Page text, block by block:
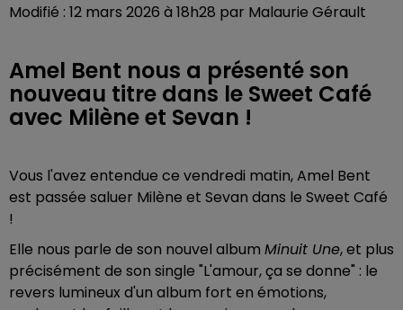
Modifié : 12 mars 2026 à 18h28 par Malaurie Gérault
Amel Bent nous a présenté son
nouveau titre dans le Sweet Café
avec Milène et Sevan !
Vous l'avez entendue ce vendredi matin, Amel Bent
est passée saluer Milène et Sevan dans le Sweet Café
!
Elle nous parle de son nouvel album Minuit Une, et plus
précisément de son single "L'amour, ça se donne" : le
revers lumineux d'un album fort en émotions,